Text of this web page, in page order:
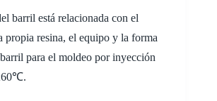
barril está relacionada con el
propia resina, el equipo y la forma
para el moldeo por inyección